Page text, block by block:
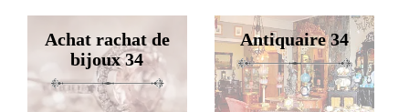
Achat rachat de
bijoux 34
Antiquaire 34